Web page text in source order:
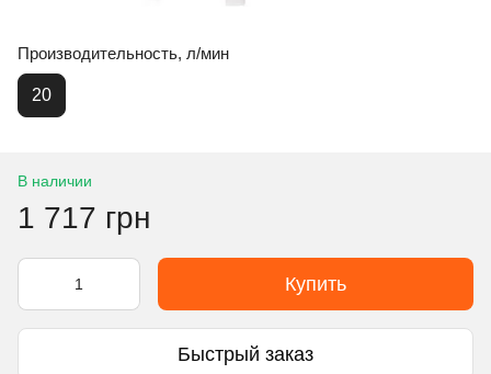
Производительность, л/мин
20
В наличии
1 717 грн
Купить
Быстрый заказ